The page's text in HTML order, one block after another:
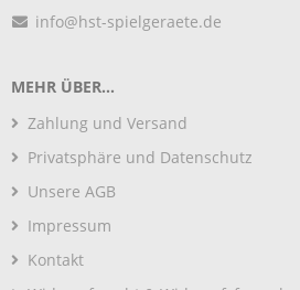
info@hst-spielgeraete.de
MEHR ÜBER...
Zahlung und Versand
Privatsphäre und Datenschutz
Unsere AGB
Impressum
Kontakt